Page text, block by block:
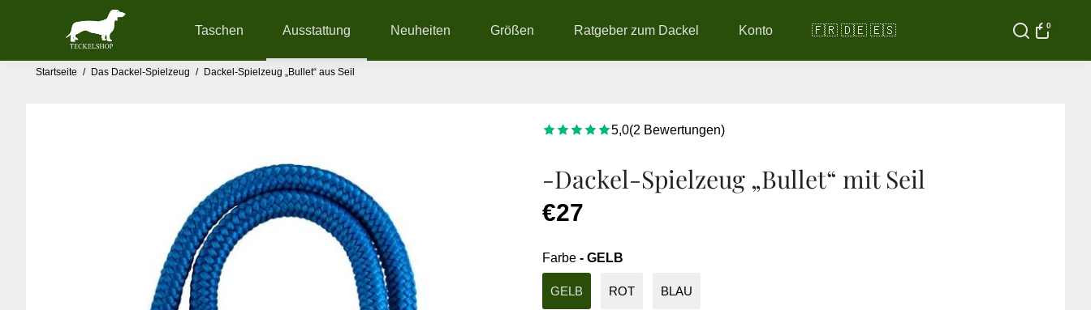
Taschen Ausstattung Neuheiten Größen Ratgeber zum Dackel Konto 🇫🇷 🇩🇪 🇪🇸 0
Startseite / Das Dackel-Spielzeug / Dackel-Spielzeug „Bullet“ aus Seil
5,0(2 Bewertungen)
-Dackel-Spielzeug „Bullet“ mit Seil
€27
Farbe - GELB
GELB ROT BLAU